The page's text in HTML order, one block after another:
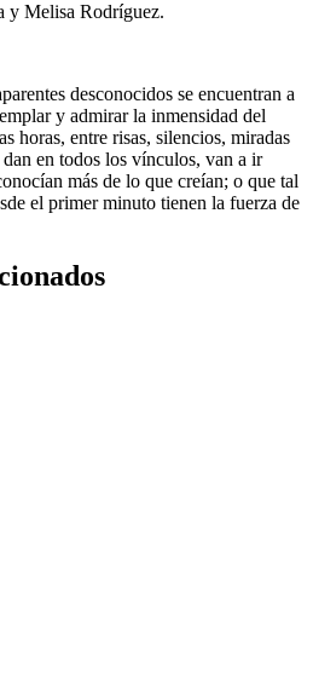
y Melisa Rodríguez.
desconocidos se encuentran a
y admirar la inmensidad del
horas, entre risas, silencios, miradas
en todos los vínculos, van a ir
más de lo que creían; o que tal
el primer minuto tienen la fuerza de